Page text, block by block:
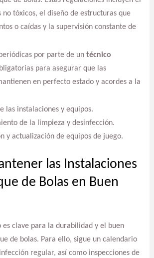
no tóxicos, el diseño de estructuras que
o caídas y la supervisión constante de
por parte de un técnico
para asegurar que las
en perfecto estado y acordes a la
las instalaciones y equipos.
de la limpieza y desinfección.
y actualización de equipos de juego.
las Instalaciones
de Bolas en Buen
clave para la durabilidad y el buen
de bolas. Para ello, sigue un calendario
regular, así como inspecciones de